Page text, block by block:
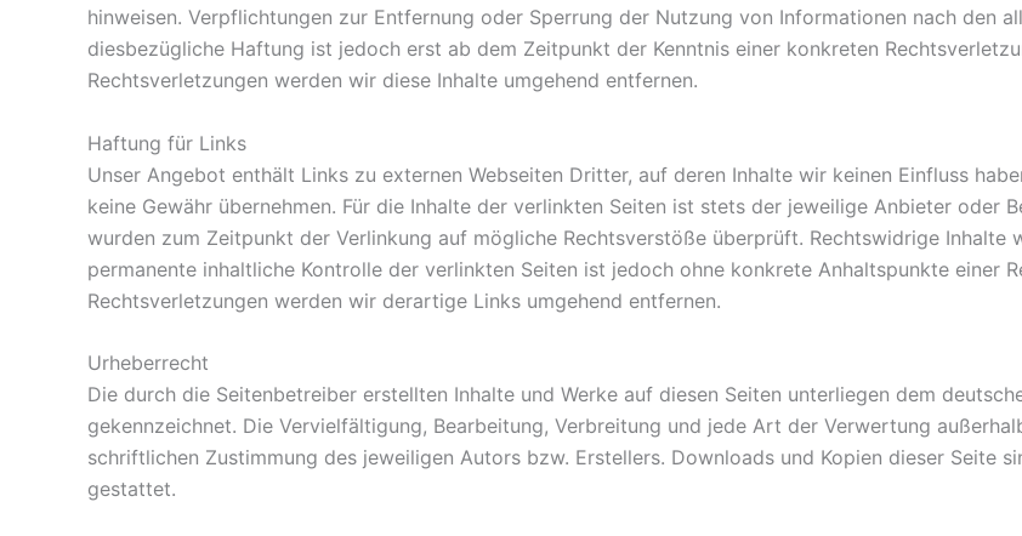
hinweisen. Verpflichtungen zur Entfernung oder Sperrung der Nutzung von Informationen nach den
diesbezügliche Haftung ist jedoch erst ab dem Zeitpunkt der Kenntnis einer konkreten
Rechtsverletzungen werden wir diese Inhalte umgehend entfernen.
Haftung für Links
Unser Angebot enthält Links zu externen Webseiten Dritter, auf deren Inhalte wir keinen Einfluss
keine Gewähr übernehmen. Für die Inhalte der verlinkten Seiten ist stets der jeweilige Anbieter oder
wurden zum Zeitpunkt der Verlinkung auf mögliche Rechtsverstöße überprüft. Rechtswidrige Inhalte
permanente inhaltliche Kontrolle der verlinkten Seiten ist jedoch ohne konkrete Anhaltspunkte einer
Rechtsverletzungen werden wir derartige Links umgehend entfernen.
Urheberrecht
Die durch die Seitenbetreiber erstellten Inhalte und Werke auf diesen Seiten unterliegen dem
gekennzeichnet. Die Vervielfältigung, Bearbeitung, Verbreitung und jede Art der Verwertung
schriftlichen Zustimmung des jeweiligen Autors bzw. Erstellers. Downloads und Kopien dieser Seite
gestattet.